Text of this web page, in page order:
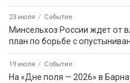
23 июля Событие
Минсельхоз России ждет от
план по борьбе с
19 июля Событие
На «Дне поля — 2026» в